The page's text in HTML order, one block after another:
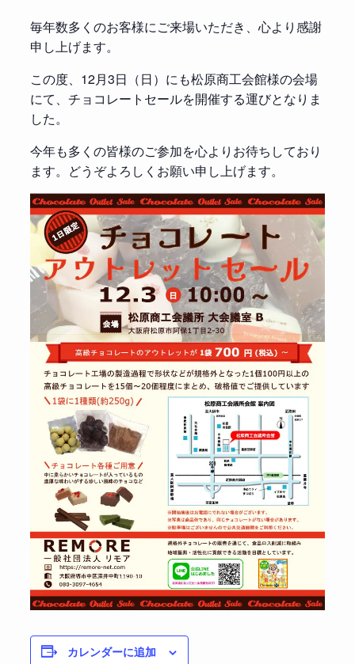
毎年数多くのお客様にご来場いただき、心より感謝
申し上げます。
この度、12月3日（日）にも松原商工会館様の会場
にて、チョコレートセールを開催する運びとなりま
した。
今年も多くの皆様のご参加を心よりお待ちしており
ます。どうぞよろしくお願い申し上げます。
カレンダーに追加